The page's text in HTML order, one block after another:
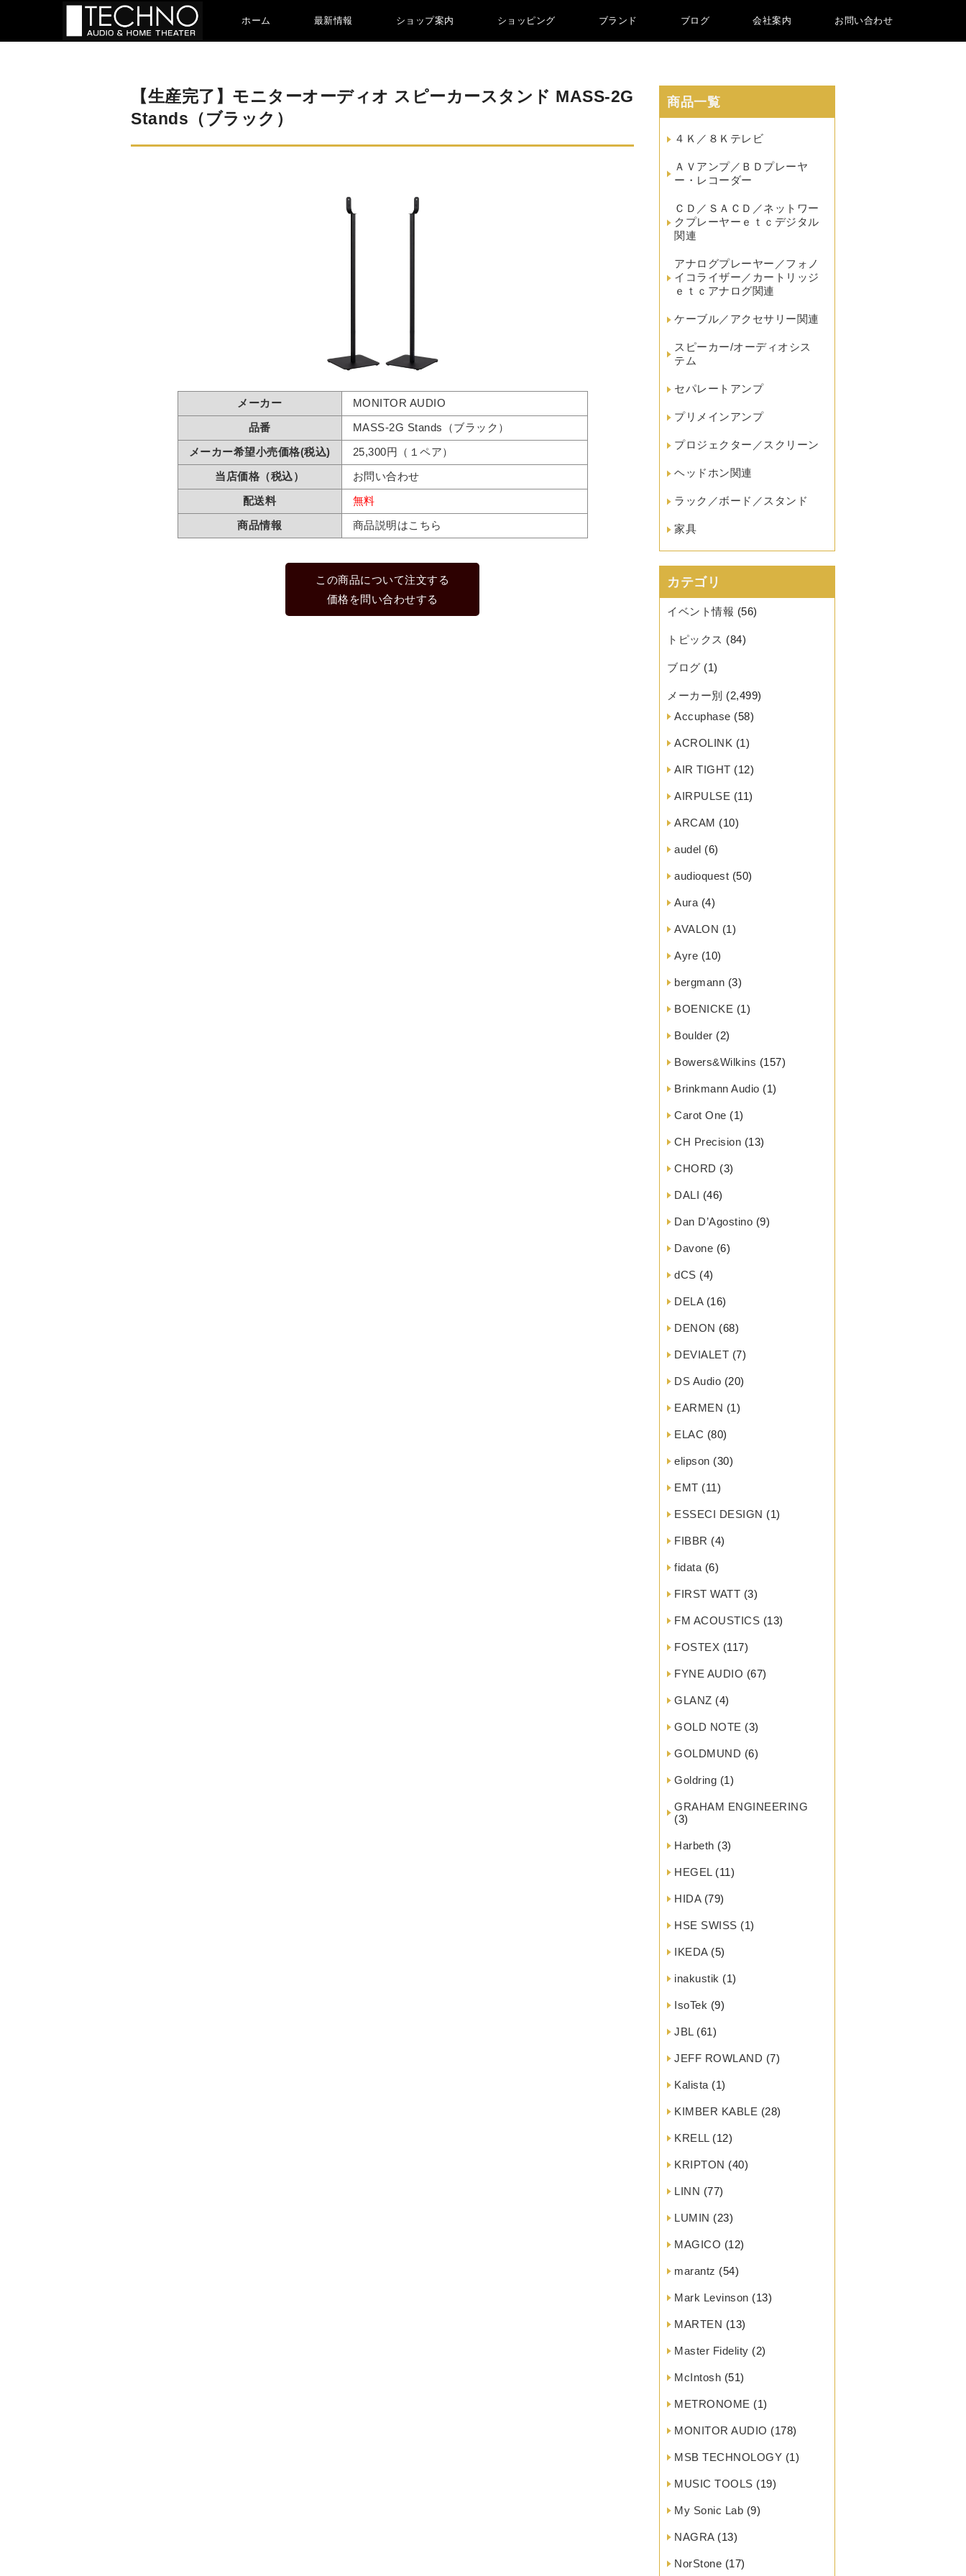
ホーム 最新情報 ショップ案内 ショッピング ブランド ブログ 会社案内 お問い合わせ
【生産完了】モニターオーディオ スピーカースタンド MASS-2G
Stands（ブラック）
メーカー
MONITOR AUDIO
品番
MASS-2G Stands（ブラック）
メーカー希望小売価格(税込)
25,300円（１ペア）
当店価格（税込）
お問い合わせ
配送料
無料
商品情報
商品説明はこちら
この商品について注文する
価格を問い合わせする
商品一覧
４Ｋ／８Ｋテレビ
ＡＶアンプ／ＢＤプレーヤ
ー・レコーダー
ＣＤ／ＳＡＣＤ／ネットワー
クプレーヤーｅｔｃデジタル
関連
アナログプレーヤー／フォノ
イコライザー／カートリッジ
ｅｔｃアナログ関連
ケーブル／アクセサリー関連
スピーカー/オーディオシス
テム
セパレートアンプ
プリメインアンプ
プロジェクター／スクリーン
ヘッドホン関連
ラック／ボード／スタンド
家具
カテゴリ
イベント情報 (56)
トピックス (84)
ブログ (1)
メーカー別 (2,499)
Accuphase (58)
ACROLINK (1)
AIR TIGHT (12)
AIRPULSE (11)
ARCAM (10)
audel (6)
audioquest (50)
Aura (4)
AVALON (1)
Ayre (10)
bergmann (3)
BOENICKE (1)
Boulder (2)
Bowers&Wilkins (157)
Brinkmann Audio (1)
Carot One (1)
CH Precision (13)
CHORD (3)
DALI (46)
Dan D’Agostino (9)
Davone (6)
dCS (4)
DELA(16)
DENON (68)
DEVIALET (7)
DS Audio (20)
EARMEN (1)
ELAC (80)
elipson (30)
EMT (11)
ESSECI DESIGN (1)
FIBBR (4)
fidata (6)
FIRST WATT (3)
FM ACOUSTICS (13)
FOSTEX (117)
FYNE AUDIO (67)
GLANZ (4)
GOLD NOTE (3)
GOLDMUND (6)
Goldring (1)
GRAHAM ENGINEERING
(3)
Harbeth (3)
HEGEL(11)
HIDA(79)
HSE SWISS (1)
IKEDA(5)
inakustik (1)
IsoTek (9)
JBL(61)
JEFF ROWLAND (7)
Kalista (1)
KIMBER KABLE (28)
KRELL(12)
KRIPTON (40)
LINN (77)
LUMIN (23)
MAGICO (12)
marantz (54)
Mark Levinson (13)
MARTEN (13)
Master Fidelity (2)
McIntosh (51)
METRONOME (1)
MONITOR AUDIO (178)
MSB TECHNOLOGY (1)
MUSIC TOOLS (19)
My Sonic Lab (9)
NAGRA(13)
NorStone (17)